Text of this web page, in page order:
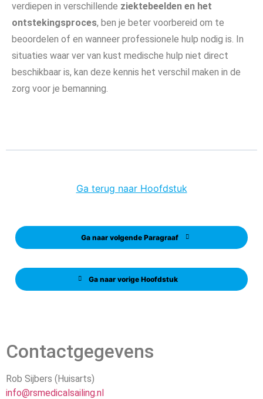
verdiepen in verschillende ziektebeelden en het
ontstekingsproces, ben je beter voorbereid om te
beoordelen of en wanneer professionele hulp nodig is. In
situaties waar ver van kust medische hulp niet direct
beschikbaar is, kan deze kennis het verschil maken in de
zorg voor je bemanning.
Ga naar vorige Hoofdstuk
Ga terug naar Hoofdstuk
Ga naar volgende Paragraaf
Contactgegevens
Rob Sijbers (Huisarts)
info@rsmedicalsailing.nl